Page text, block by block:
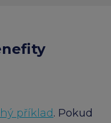
příklad. Pokud